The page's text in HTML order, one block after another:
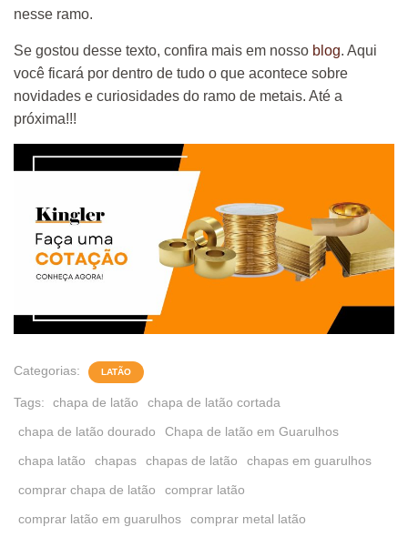
nesse ramo.
Se gostou desse texto, confira mais em nosso blog. Aqui
você ficará por dentro de tudo o que acontece sobre
novidades e curiosidades do ramo de metais. Até a
próxima!!!
Categorias: LATÃO
Tags: chapa de latão
chapa de latão cortada
chapa de latão dourado
Chapa de latão em Guarulhos
chapa latão
chapas chapas de latão
chapas em guarulhos
comprar chapa de latão
comprar latão
comprar latão em guarulhos
comprar metal latão